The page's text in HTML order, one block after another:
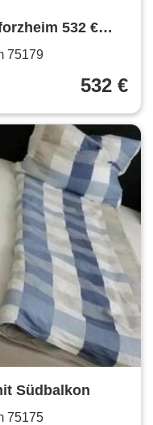
532 €
75179
532 €
Südbalkon
75175